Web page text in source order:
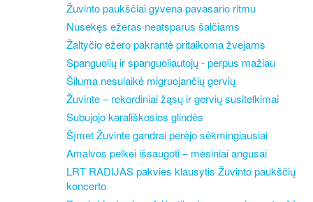
Žuvinto paukščiai gyvena pavasario ritmu
Nusekęs ežeras neatsparus šalčiams
Žaltyčio ežero pakrantė pritaikoma žvejams
Spanguolių ir spanguoliautojų - perpus mažiau
Šiluma nesulaikė migruojančių gervių
Žuvinte – rekordiniai žąsų ir gervių susitelkimai
Subujojo karališkosios glindės
Šįmet Žuvinte gandrai perėjo sėkmingiausiai
Amalvos pelkei išsaugoti – mėsiniai angusai
LRT RADIJAS pakvies klausytis Žuvinto paukščių
koncerto